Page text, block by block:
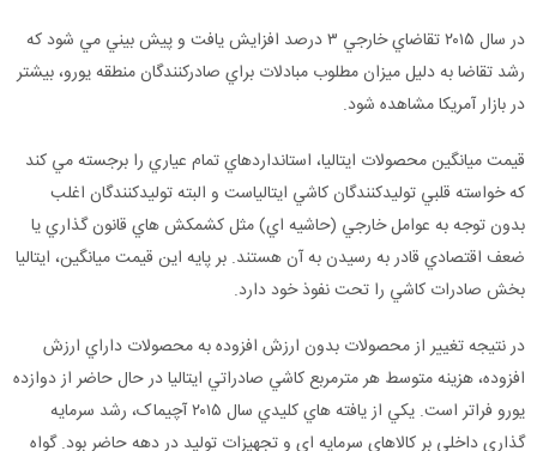
در سال ۲۰۱۵ تقاضاي خارجي ۳ درصد افزايش يافت و پيش بيني مي شود که
رشد تقاضا به دليل ميزان مطلوب مبادلات براي صادرکنندگان منطقه يورو، بيشتر
در بازار آمريکا مشاهده شود.
قيمت ميانگين محصولات ايتاليا، استانداردهاي تمام عياري را برجسته مي کند
که خواسته قلبي توليدکنندگان کاشي ايتالياست و البته توليدکنندگان اغلب
بدون توجه به عوامل خارجي (حاشيه اي) مثل کشمکش هاي قانون گذاري يا
ضعف اقتصادي قادر به رسيدن به آن هستند. بر پايه اين قيمت ميانگين، ايتاليا
بخش صادرات کاشي را تحت نفوذ خود دارد.
در نتيجه تغيير از محصولات بدون ارزش افزوده به محصولات داراي ارزش
افزوده، هزينه متوسط هر مترمربع کاشي صادراتي ايتاليا در حال حاضر از دوازده
يورو فراتر است. يکي از يافته هاي کليدي سال ۲۰۱۵ آچيماک، رشد سرمايه
گذاري داخلي بر کالاهاي سرمايه اي و تجهيزات توليد در دهه حاضر بود. گواه